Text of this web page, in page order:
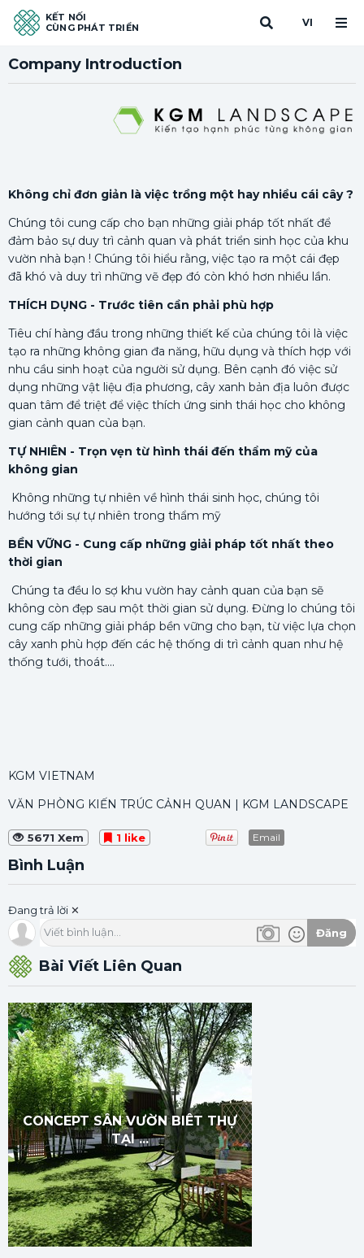
KẾT NỐI
CÙNG PHÁT TRIỂN
VI
Company Introduction
Không chỉ đơn giản là việc trồng một hay nhiều cái cây ?
Chúng tôi cung cấp cho bạn những giải pháp tốt nhất để
đảm bảo sự duy trì cảnh quan và phát triển sinh học của khu
vườn nhà bạn ! Chúng tôi hiểu rằng, việc tạo ra một cái đẹp
đã khó và duy trì những vẽ đẹp đó còn khó hơn nhiều lần.
THÍCH DỤNG - Trước tiên cần phải phù hợp
Tiêu chí hàng đầu trong những thiết kế của chúng tôi là việc
tạo ra những không gian đa năng, hữu dụng và thích hợp với
nhu cầu sinh hoạt của người sử dụng. Bên cạnh đó việc sử
dụng những vật liệu địa phương, cây xanh bản địa luôn được
quan tâm để triệt để việc thích ứng sinh thái học cho không
gian cảnh quan của bạn.
TỰ NHIÊN - Trọn vẹn từ hình thái đến thẩm mỹ của
không gian
Không những tự nhiên về hình thái sinh học, chúng tôi
hướng tới sự tự nhiên trong thẩm mỹ
BỀN VỮNG - Cung cấp những giải pháp tốt nhất theo
thời gian
Chúng ta đều lo sợ khu vườn hay cảnh quan của bạn sẽ
không còn đẹp sau một thời gian sử dụng. Đừng lo chúng tôi
cung cấp những giải pháp bền vững cho bạn, từ việc lựa chọn
cây xanh phù hợp đến các hệ thống di trì cảnh quan như hệ
thống tưới, thoát....
KGM VIETNAM
VĂN PHÒNG KIẾN TRÚC CẢNH QUAN | KGM LANDSCAPE
5671 Xem 1 like Email
Bình Luận
Đang trả lời ✕
Viết bình luận...
Đăng
Bài Viết Liên Quan
CONCEPT SÂN VƯỜN BIÊT THỰ
TẠI ...